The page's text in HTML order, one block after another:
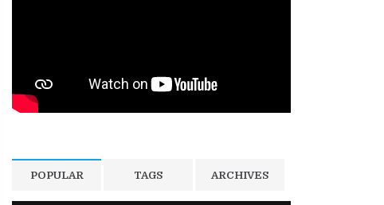
POPULAR TAGS ARCHIVES